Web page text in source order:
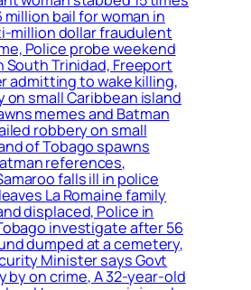
bail for woman in
million dollar fraudulent
Police probe weekend
South Trinidad, Freeport
admitting to wake killing,
on small Caribbean island
memes and Batman
robbery on small
of Tobago spawns
references,
falls ill in police
La Romaine family
displaced, Police in
investigate after 56
dumped at a cemetery,
Minister says Govt
by on crime, A 32-year-old